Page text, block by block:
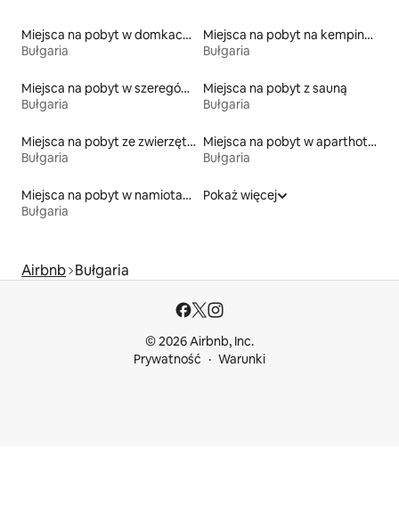
Miejsca na pobyt w domkach ekologicznych na łonie przyrody
Bułgaria
Miejsca na pobyt na kempingach
Bułgaria
Miejsca na pobyt w szeregówkach
Bułgaria
Miejsca na pobyt z sauną
Bułgaria
Miejsca na pobyt ze zwierzętami
Bułgaria
Miejsca na pobyt w aparthotelach
Bułgaria
Miejsca na pobyt w namiotach
Bułgaria
Pokaż więcej
Airbnb Bułgaria
© 2026 Airbnb, Inc.
Prywatność
Warunki